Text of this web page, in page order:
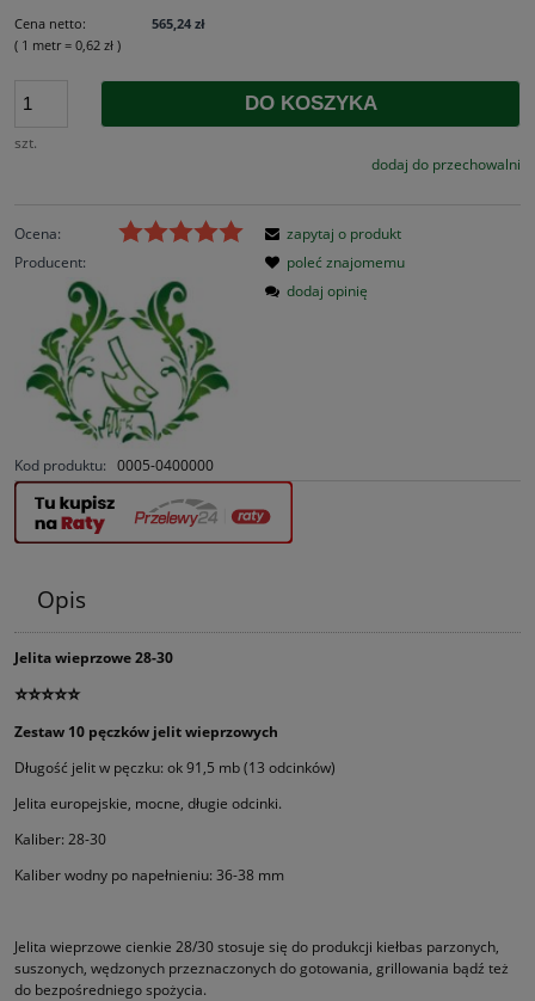
Cena netto:
565,24 zł
( 1 metr= 0,62 zł )
szt.
DO KOSZYKA
dodaj do przechowalni
Ocena:
Producent:
Kod produktu: 0005-0400000
zapytaj o produkt
poleć znajomemu
dodaj opinię
Opis
Jelita wieprzowe 28-30
⭐⭐⭐⭐⭐
Zestaw 10 pęczków jelit wieprzowych
Długość jelit w pęczku: ok 91,5 mb (13 odcinków)
Jelita europejskie, mocne, długie odcinki.
Kaliber: 28-30
Kaliber wodny po napełnieniu: 36-38 mm
Jelita wieprzowe cienkie 28/30 stosuje się do produkcji kiełbas parzonych,
suszonych, wędzonych przeznaczonych do gotowania, grillowania bądź też
do bezpośredniego spożycia.